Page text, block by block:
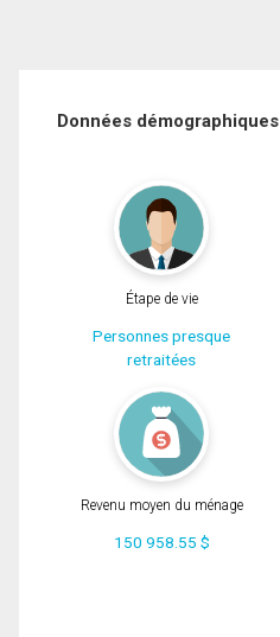
Données démographiques
Étape de vie
Personnes presque
retraitées
Revenu moyen du ménage
150 958.55 $